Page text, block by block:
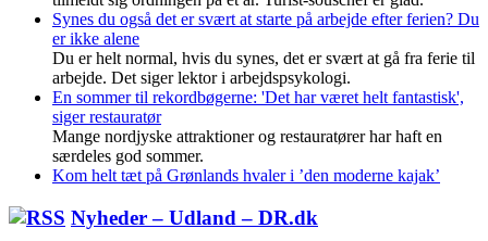
Synes du også det er svært at starte på arbejde efter ferien? Du
er ikke alene
Du er helt normal, hvis du synes, det er svært at gå fra ferie til
arbejde. Det siger lektor i arbejdspsykologi.
En sommer til rekordbøgerne: 'Det har været helt fantastisk',
siger restauratør
Mange nordjyske attraktioner og restauratører har haft en
særdeles god sommer.
Kom helt tæt på Grønlands hvaler i ’den moderne kajak’
Nyheder – Udland – DR.dk